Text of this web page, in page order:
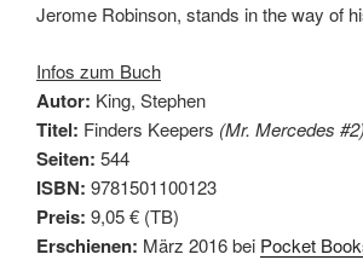
Jerome Robinson, stands in the way of
Infos zum Buch
Autor: King, Stephen
Titel: Finders Keepers (Mr. Mercedes #2)
Seiten: 544
ISBN: 9781501100123
Preis: 9,05 € (TB)
Erschienen: März 2016 bei Pocket